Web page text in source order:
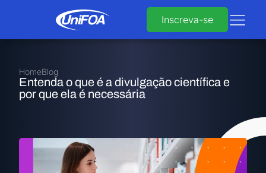
Inscreva-se
HomeBlog
Entenda o que é a divulgação científica e
por que ela é necessária